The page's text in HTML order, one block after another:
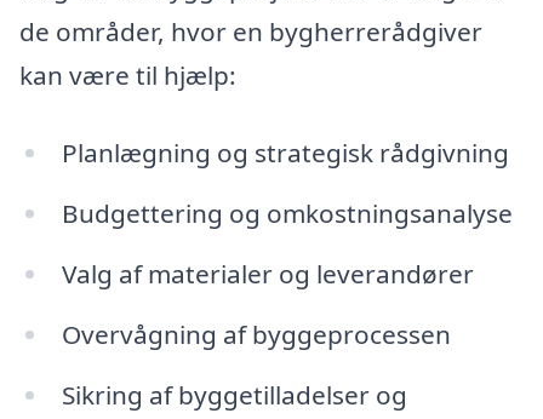
de områder, hvor en bygherrerådgiver
kan være til hjælp:
Planlægning og strategisk rådgivning
Budgettering og omkostningsanalyse
Valg af materialer og leverandører
Overvågning af byggeprocessen
Sikring af byggetilladelser og